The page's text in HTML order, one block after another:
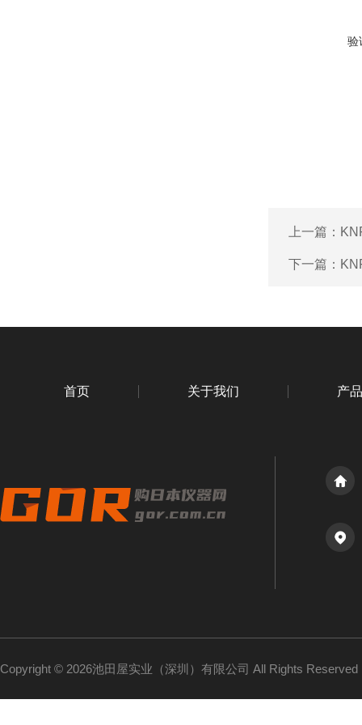
验
上一篇：
下一篇：
首页 关于我们 产
Copyright © 2026池田屋实业（深圳）有限公司 All Rights